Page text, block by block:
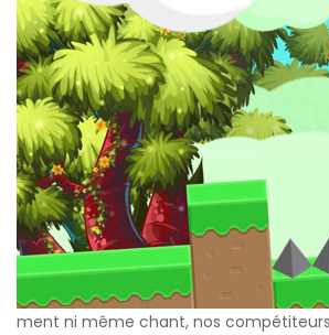
ment ni même chant, nos